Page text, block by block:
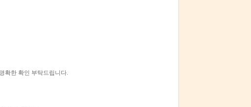
확한 확인 부탁드립니다.